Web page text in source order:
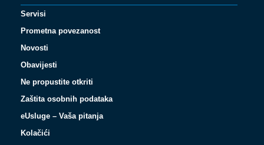
Servisi
Prometna povezanost
Novosti
Obavijesti
Ne propustite otkriti
Zaštita osobnih podataka
eUsluge – Vaša pitanja
Kolačići